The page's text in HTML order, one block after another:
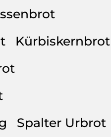
Kürbiskernbrot
Spalter Urbrot